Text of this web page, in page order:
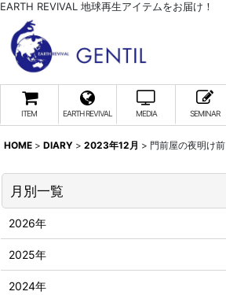
EARTH REVIVAL 地球再生アイテムをお届け！
ITEM EARTH REVIVAL MEDIA SEMINAR
HOME > DIARY > 2023年12月 > 門前屋の夜明け前
月別一覧
2026年
2025年
2024年